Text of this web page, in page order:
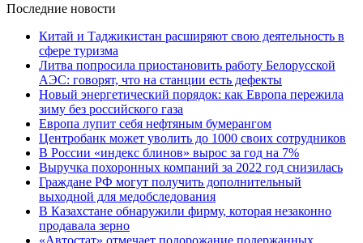
Последние новости
Китай и Таджикистан расширяют свою деятельность в
сфере туризма
Литва попросила приостановить работу Белорусской
АЭС: говорят, что на станции есть дефекты
Новый энергетический порядок: как Европа пережила
зиму без российского газа
Европа лупит себя нефтяным бумерангом
Центробанк может уволить до 1000 своих сотрудников
В России «индекс блинов» вырос за год на 7%
Выручка похоронных компаний за 2022 год снизилась
Граждане РФ могут получить дополнительный
выходной для медобследования
В Казахстане обнаружили фирму, которая незаконно
продавала зерно
«Автостат» отмечает подорожание подержанных